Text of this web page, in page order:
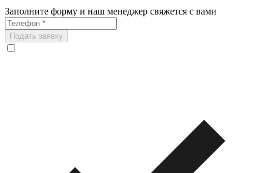
Заполните форму и наш менеджер свяжется с вами
Подать заявку